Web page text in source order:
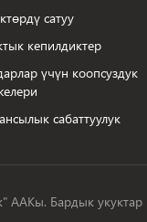
сатуу
кепилдиктер
үчүн коопсуздук
сабаттуулук
Бардык укуктар